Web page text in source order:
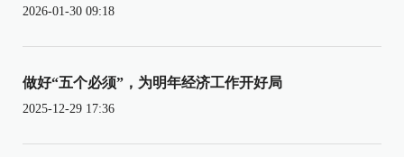
2026-01-30 09:18
做好“五个必须”，为明年经济工作开好局
2025-12-29 17:36